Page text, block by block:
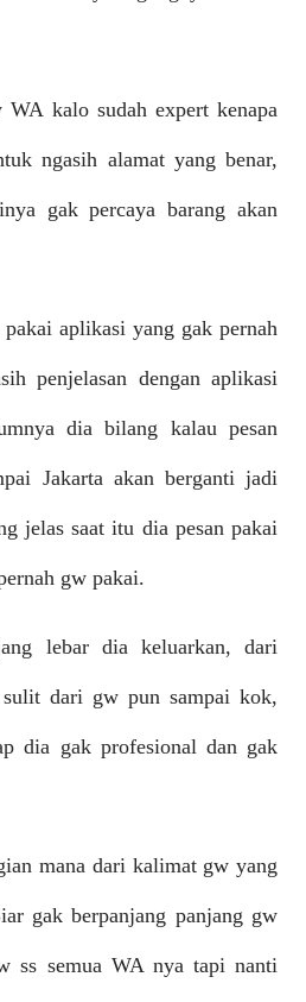
WA kalo sudah expert kenapa
ngasih alamat yang benar,
gak percaya barang akan
aplikasi yang gak pernah
penjelasan dengan aplikasi
dia bilang kalau pesan
Jakarta akan berganti jadi
jelas saat itu dia pesan pakai
gw pakai.
lebar dia keluarkan, dari
dari gw pun sampai kok,
dia gak profesional dan gak
mana dari kalimat gw yang
gak berpanjang panjang gw
ss semua WA nya tapi nanti